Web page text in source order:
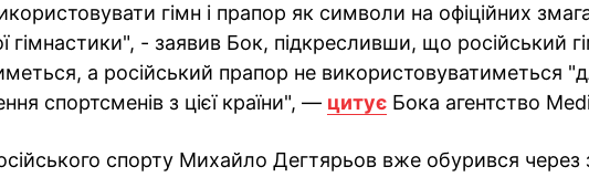
гімн і прапор як символи на офіційних
гімнастики", - заявив Бок, підкресливши, що російський
а російський прапор не використовуватиметься
спортсменів з цієї країни", — цитує Бока агентство
спорту Михайло Дегтярьов вже обурився через